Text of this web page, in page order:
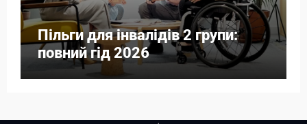
Пільги для інвалідів 2 групи:
повний гід 2026